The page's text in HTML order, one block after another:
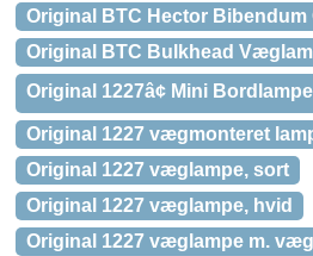
Original BTC Hector Bibendum
Original BTC Bulkhead
Original 1227â¢ Mini
Original 1227 vægmonteret
Original 1227 væglampe, sort
Original 1227 væglampe, hvid
Original 1227 væglampe m.